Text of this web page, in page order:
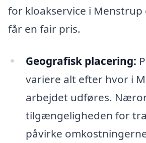
for kloakservice i Menstrup
får en fair pris.
Geografisk placering:
variere alt efter hvor i
arbejdet udføres.
tilgængeligheden for
påvirke